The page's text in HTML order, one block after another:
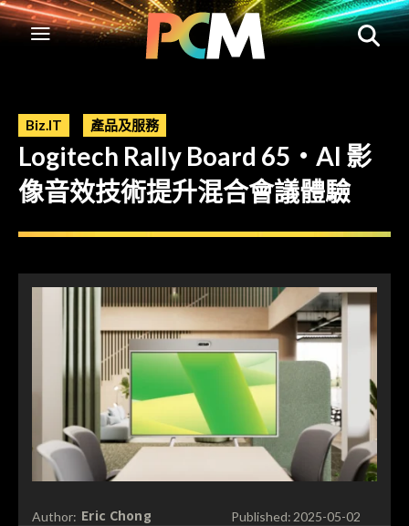
Biz.IT 產品及服務
Logitech Rally Board 65・AI 影
像音效技術提升混合會議體驗
Author: Eric Chong Published: 2025-05-02